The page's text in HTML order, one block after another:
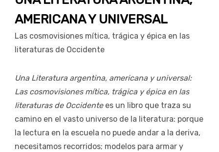
AMERICANA Y UNIVERSAL
Las cosmovisiones mítica, trágica y épica en las
literaturas de Occidente
Una Literatura argentina, americana y universal:
Las cosmovisiones mítica, trágica y épica en las
literaturas de Occidentees un libro que traza su
camino en el vasto universo de la literatura: porque
la lectura en la escuela no puede andar a la deriva,
necesitamos recorridos; modelos para armar y